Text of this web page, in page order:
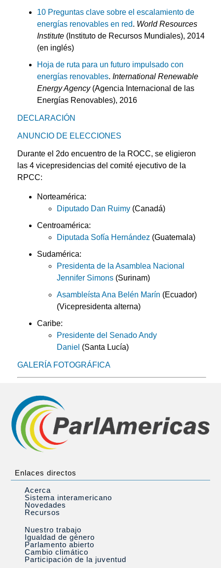
10 Preguntas clave sobre el escalamiento de
energías renovables en red. World Resources
Institute (Instituto de Recursos Mundiales), 2014
(en inglés)
Hoja de ruta para un futuro impulsado con
energías renovables. International Renewable
Energy Agency (Agencia Internacional de las
Energías Renovables), 2016
DECLARACIÓN
ANUNCIO DE ELECCIONES
Durante el 2do encuentro de la ROCC, se eligieron
las 4 vicepresidencias del comité ejecutivo de la
RPCC:
Norteamérica:
Diputado Dan Ruimy (Canadá)
Centroamérica:
Diputada Sofía Hernández (Guatemala)
Sudamérica:
Presidenta de la Asamblea Nacional
Jennifer Simons (Surinam)
Asambleísta Ana Belén Marín (Ecuador)
(Vicepresidenta alterna)
Caribe:
Presidente del Senado Andy
Daniel (Santa Lucía)
GALERÍA FOTOGRÁFICA
Enlaces directos
Acerca
Sistema interamericano
Novedades
Recursos
Nuestro trabajo
Igualdad de género
Parlamento abierto
Cambio climático
Participación de la juventud